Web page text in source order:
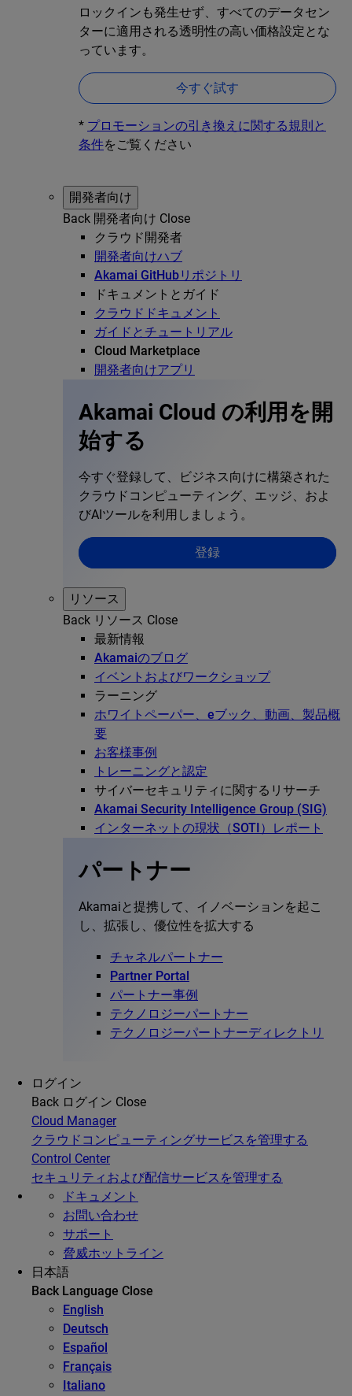
ロックインも発生せず、すべてのデータセン
ターに適用される透明性の高い価格設定とな
っています。
今すぐ試す
* プロモーションの引き換えに関する規則と
条件をご覧ください
開発者向け
Back 開発者向け Close
クラウド開発者
開発者向けハブ
Akamai GitHubリポジトリ
ドキュメントとガイド
クラウドドキュメント
ガイドとチュートリアル
Cloud Marketplace
開発者向けアプリ
Akamai Cloud の利用を開
始する
今すぐ登録して、ビジネス向けに構築された
クラウドコンピューティング、エッジ、およ
びAIツールを利用しましょう。
登録
リソース
Back リソース Close
最新情報
Akamaiのブログ
イベントおよびワークショップ
ラーニング
ホワイトペーパー、eブック、動画、製品概
要
お客様事例
トレーニングと認定
サイバーセキュリティに関するリサーチ
Akamai Security Intelligence Group (SIG)
インターネットの現状（SOTI）レポート
パートナー
Akamaiと提携して、イノベーションを起こ
し、拡張し、優位性を拡大する
チャネルパートナー
Partner Portal
パートナー事例
テクノロジーパートナー
テクノロジーパートナーディレクトリ
ログイン
Back ログイン Close
Cloud Manager
クラウドコンピューティングサービスを管理する
Control Center
セキュリティおよび配信サービスを管理する
ドキュメント
お問い合わせ
サポート
脅威ホットライン
日本語
Back Language Close
English
Deutsch
Español
Français
Italiano